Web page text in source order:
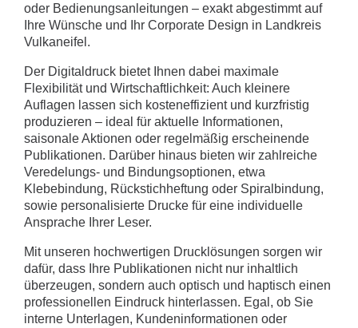
oder Bedienungsanleitungen – exakt abgestimmt auf
Ihre Wünsche und Ihr Corporate Design in Landkreis
Vulkaneifel.
Der Digitaldruck bietet Ihnen dabei maximale
Flexibilität und Wirtschaftlichkeit: Auch kleinere
Auflagen lassen sich kosteneffizient und kurzfristig
produzieren – ideal für aktuelle Informationen,
saisonale Aktionen oder regelmäßig erscheinende
Publikationen. Darüber hinaus bieten wir zahlreiche
Veredelungs- und Bindungsoptionen, etwa
Klebebindung, Rückstichheftung oder Spiralbindung,
sowie personalisierte Drucke für eine individuelle
Ansprache Ihrer Leser.
Mit unseren hochwertigen Drucklösungen sorgen wir
dafür, dass Ihre Publikationen nicht nur inhaltlich
überzeugen, sondern auch optisch und haptisch einen
professionellen Eindruck hinterlassen. Egal, ob Sie
interne Unterlagen, Kundeninformationen oder